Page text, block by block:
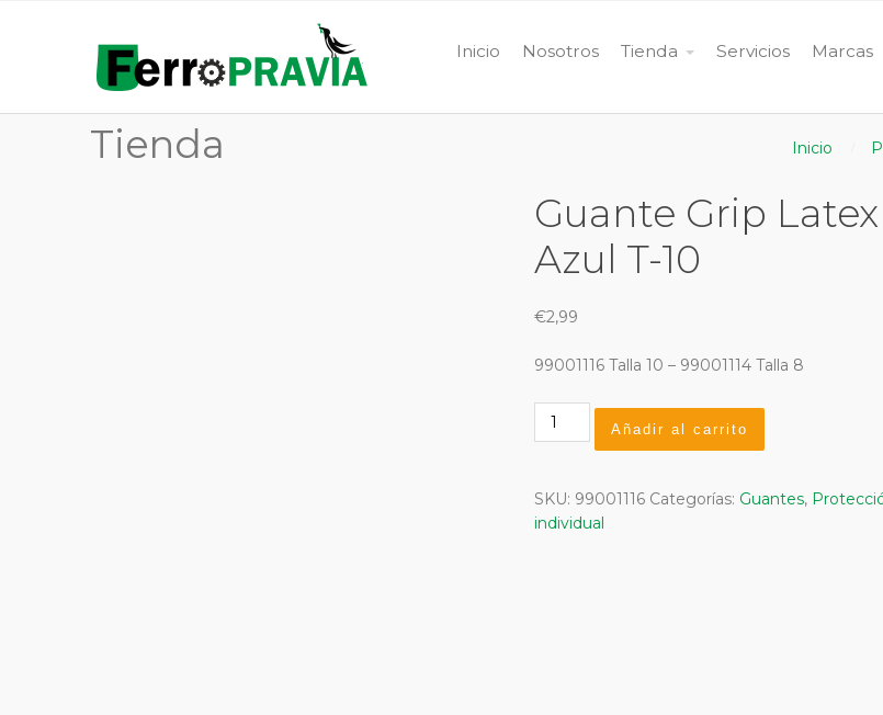
Inicio Nosotros Tienda Servicios Marcas
Tienda Inicio
Guante Grip Latex
Azul T-10
€2,99
99001116 Talla 10 – 99001114 Talla 8
Guante
Grip
T-
10
Añadir al carrito
SKU: 99001116 Categorías: Guantes,
individual